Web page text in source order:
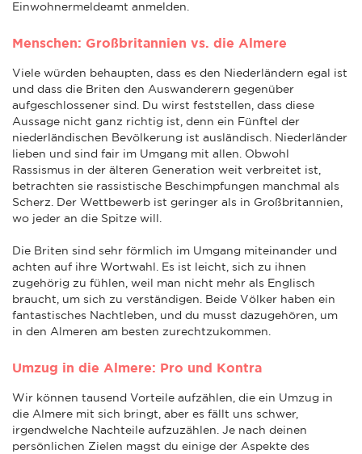
Einwohnermeldeamt anmelden.
Menschen: Großbritannien vs. die Almere
Viele würden behaupten, dass es den Niederländern egal ist
und dass die Briten den Auswanderern gegenüber
aufgeschlossener sind. Du wirst feststellen, dass diese
Aussage nicht ganz richtig ist, denn ein Fünftel der
niederländischen Bevölkerung ist ausländisch. Niederländer
lieben und sind fair im Umgang mit allen. Obwohl
Rassismus in der älteren Generation weit verbreitet ist,
betrachten sie rassistische Beschimpfungen manchmal als
Scherz. Der Wettbewerb ist geringer als in Großbritannien,
wo jeder an die Spitze will.
Die Briten sind sehr förmlich im Umgang miteinander und
achten auf ihre Wortwahl. Es ist leicht, sich zu ihnen
zugehörig zu fühlen, weil man nicht mehr als Englisch
braucht, um sich zu verständigen. Beide Völker haben ein
fantastisches Nachtleben, und du musst dazugehören, um
in den Almeren am besten zurechtzukommen.
Umzug in die Almere: Pro und Kontra
Wir können tausend Vorteile aufzählen, die ein Umzug in
die Almere mit sich bringt, aber es fällt uns schwer,
irgendwelche Nachteile aufzuzählen. Je nach deinen
persönlichen Zielen magst du einige der Aspekte des